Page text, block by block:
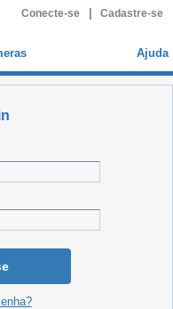
Conecte-se Cadastre-se
Ajuda